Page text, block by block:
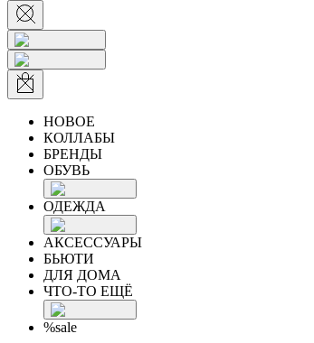
НОВОЕ
КОЛЛАБЫ
БРЕНДЫ
ОБУВЬ
ОДЕЖДА
АКСЕССУАРЫ
БЬЮТИ
ДЛЯ ДОМА
ЧТО-ТО ЕЩЁ
%sale